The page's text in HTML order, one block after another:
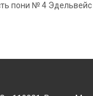
пони № 4 Эдельвейс